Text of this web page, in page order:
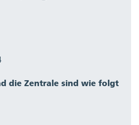
die Zentrale sind wie folgt